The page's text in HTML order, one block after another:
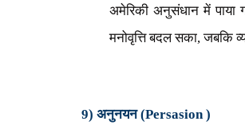
अमेरिकी अनुसंधान में पाया
मनोवृत्ति बदल सका,जबकि
9) अनुनयन (Persasion )